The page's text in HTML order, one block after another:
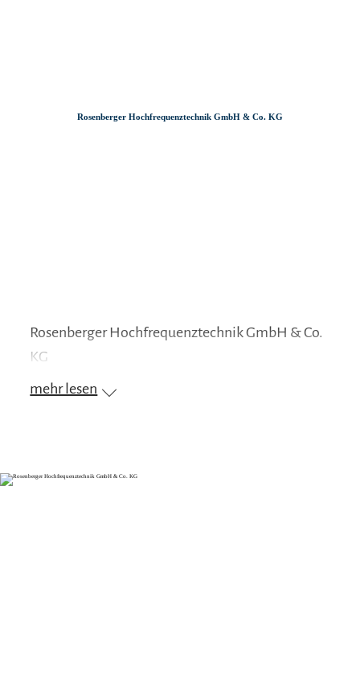
Rosenberger Hochfrequenztechnik GmbH & Co. KG
Rosenberger Hochfrequenztechnik GmbH & Co.
KG
mehr lesen